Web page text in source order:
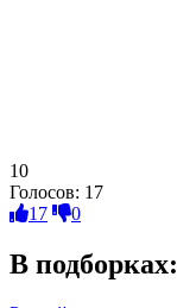
10
Голосов: 17
17
0
В подборках: